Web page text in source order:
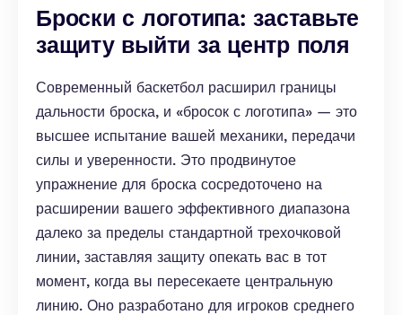
Броски с логотипа: заставьте
защиту выйти за центр поля
Современный баскетбол расширил границы
дальности броска, и «бросок с логотипа» — это
высшее испытание вашей механики, передачи
силы и уверенности. Это продвинутое
упражнение для броска сосредоточено на
расширении вашего эффективного диапазона
далеко за пределы стандартной трехочковой
линии, заставляя защиту опекать вас в тот
момент, когда вы пересекаете центральную
линию. Оно разработано для игроков среднего